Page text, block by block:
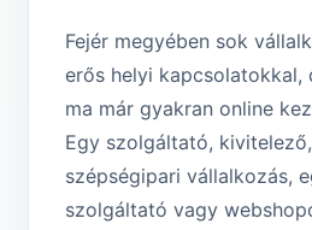
Fejér megyében sok
erős helyi kapcsolatokkal,
ma már gyakran online
Egy szolgáltató,
szépségipari vállalkozás,
szolgáltató vagy